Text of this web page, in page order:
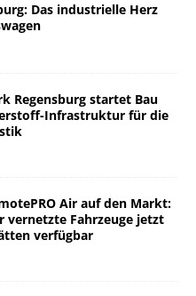
Das industrielle Herz
Regensburg startet Bau
Infrastruktur für die
Air auf den Markt:
vernetzte Fahrzeuge jetzt
verfügbar